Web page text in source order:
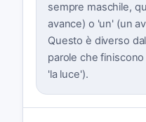
sempre maschile,
avance) o 'un' (un
Questo è diverso
parole che
'la luce').